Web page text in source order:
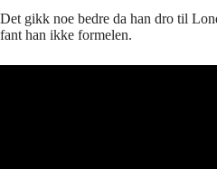
Det gikk noe bedre da han dro til
fant han ikke formelen.